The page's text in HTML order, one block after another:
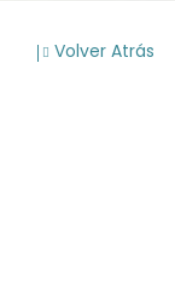
Volver Atrás